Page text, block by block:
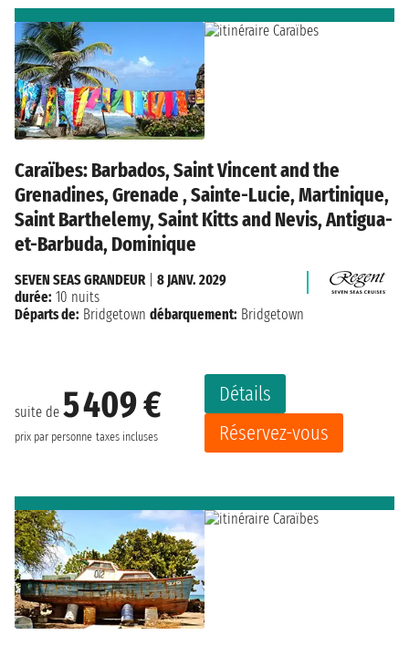
Caraïbes: Barbados, Saint Vincent and the
Grenadines, Grenade , Sainte-Lucie, Martinique,
Saint Barthelemy, Saint Kitts and Nevis, Antigua-
et-Barbuda, Dominique
suite de 5 409 €
prix par personne taxes incluses
Détails
Réservez-vous
SEVEN SEAS GRANDEUR| 8 JANV. 2029
durée: 10 nuits
Départs de: Bridgetown débarquement: Bridgetown